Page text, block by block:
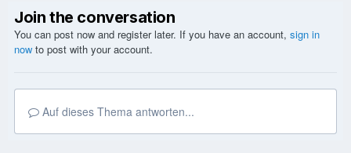
Join the conversation
You can post now and register later. If you have an account, sign in
now to post with your account.
Auf dieses Thema antworten...